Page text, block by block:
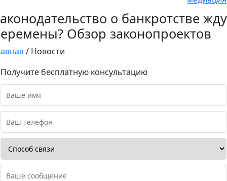
о банкротстве
Обзор законопроектов
/ Новости
Получите бесплатную консультацию